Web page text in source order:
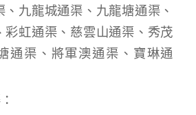
、九龍城通渠、九龍塘通渠、
彩虹通渠、慈雲山通渠、秀茂
通渠、將軍澳通渠、寶琳通